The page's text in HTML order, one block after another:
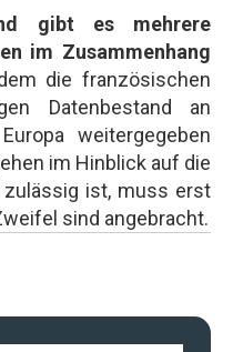
gibt es mehrere
im Zusammenhang
die französischen
Datenbestand an
weitergegeben
im Hinblick auf die
ist, muss erst
sind angebracht.